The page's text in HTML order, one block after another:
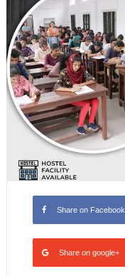
Share on Facebook
Share on google+